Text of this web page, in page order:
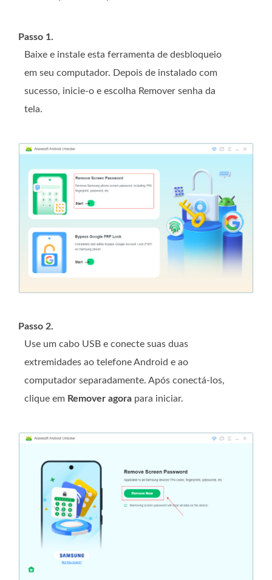
Passo 1.
Baixe e instale esta ferramenta de desbloqueio
em seu computador. Depois de instalado com
sucesso, inicie-o e escolha Remover senha da
tela.
Passo 2.
Use um cabo USB e conecte suas duas
extremidades ao telefone Android e ao
computador separadamente. Após conectá-los,
clique em Remover agora para iniciar.